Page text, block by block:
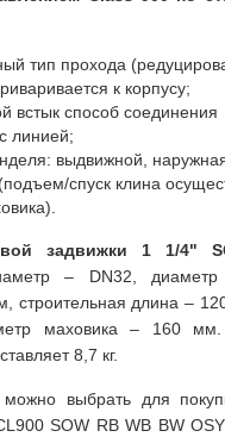
тип прохода
к корпусу;
встык способ соединения
линией;
выдвижной,
спуск клина
задвижки 1 1/4"
– DN32, диаметр
строительная длина –
маховика – 160 мм.
8,7 кг.
выбрать для
SOW RB WB BW